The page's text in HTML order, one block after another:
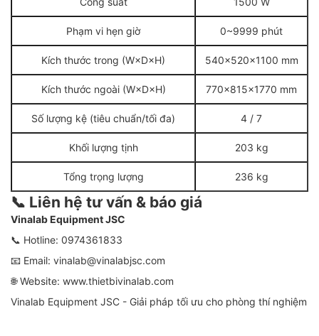
Phạm vi hẹn giờ 0~9999 phút
Kích thước trong (W×D×H) 540×520×1100 mm
Kích thước ngoài (W×D×H) 770×815×1770 mm
Số lượng kệ (tiêu chuẩn/tối đa) 4 / 7
Khối lượng tịnh 203 kg
Tổng trọng lượng 236 kg
📞 Liên hệ tư vấn & báo giá
Vinalab Equipment JSC
📞 Hotline: 0974361833
📧 Email: vinalab@vinalabjsc.com
🌐 Website: www.thietbivinalab.com
Vinalab Equipment JSC - Giải pháp tối ưu cho phòng thí nghiệm